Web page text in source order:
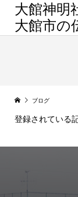
大館神明
大館市の
ブログ
登録されている